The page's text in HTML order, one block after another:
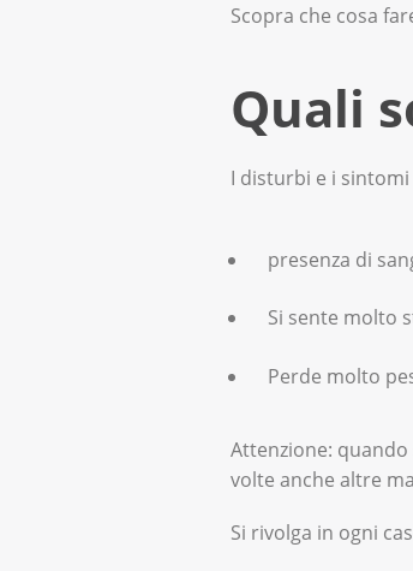
Scopra che cosa
Quali
I disturbi e i
presenza di
Si sente molto
Perde molto
Attenzione:
volte anche altre
Si rivolga in ogni